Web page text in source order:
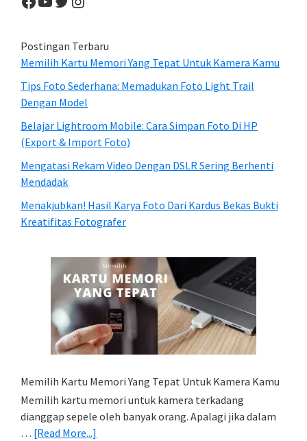
Postingan Terbaru
Memilih Kartu Memori Yang Tepat Untuk Kamera Kamu
Tips Foto Sederhana: Memadukan Foto Light Trail
Dengan Model
Belajar Lightroom Mobile: Cara Simpan Foto Di HP
(Export & Import Foto)
Mengatasi Rekam Video Dengan DSLR Sering Berhenti
Mendadak
Menakjubkan! Hasil Karya Foto Dari Kardus Bekas Bukti
Kreatifitas Fotografer
Memilih Kartu Memori Yang Tepat Untuk Kamera Kamu
Memilih kartu memori untuk kamera terkadang
dianggap sepele oleh banyak orang. Apalagi jika dalam
… [Read More...]